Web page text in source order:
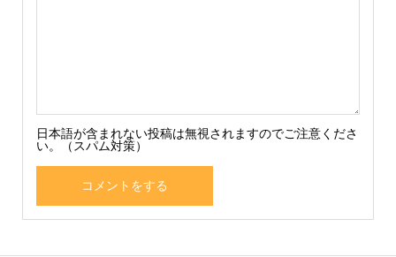
日本語が含まれない投稿は無視されますのでご注意くださ
い。（スパム対策）